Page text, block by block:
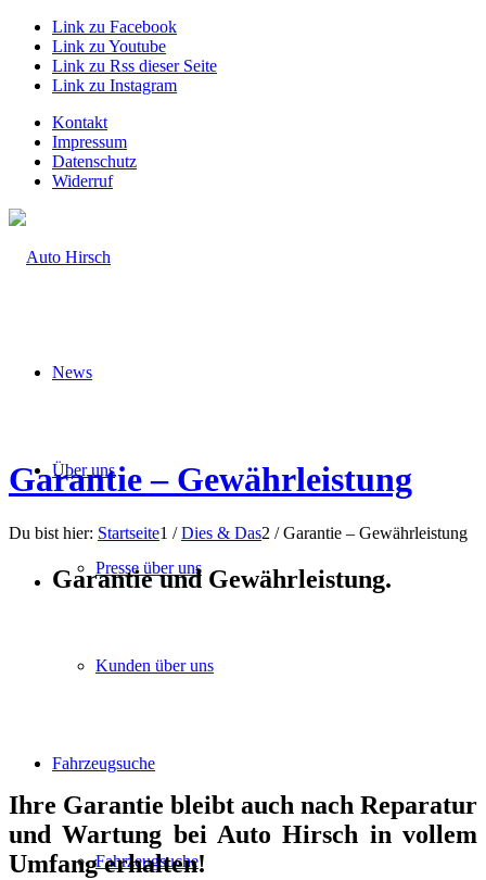
Link zu Facebook
Link zu Youtube
Link zu Rss dieser Seite
Link zu Instagram
Kontakt
Impressum
Datenschutz
Widerruf
News
Über uns
Presse über uns
Kunden über uns
Fahrzeugsuche
Fahrzeugsuche
Garantie – Gewährleistung
Du bist hier: Startseite1 / Dies & Das2 / Garantie – Gewährleistung
Garantie und Gewährleistung.
Ihre Garantie bleibt auch nach Reparatur
und Wartung bei Auto Hirsch in vollem
Umfang erhalten!